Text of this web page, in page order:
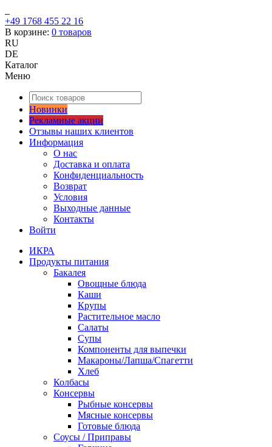
+49 1768 455 22 16
В корзине: 0 товаров
RU
DE
Каталог
Меню
Новинки
Рекламные акции
Отзывы наших клиентов
Информация
О нас
Доставка и оплата
Конфиденциальность
Возврат
Условия
Выходные данные
Контакты
Войти
ИКРА
Продукты питания
Бакалея
Овощные блюда
Каши
Крупы
Растительное масло
Салаты
Супы
Компоненты для выпечки
Макароны/Лапша/Спагетти
Хлеб
Колбасы
Консервы
Рыбные консервы
Мясные консервы
Готовые блюда
Соусы / Приправы